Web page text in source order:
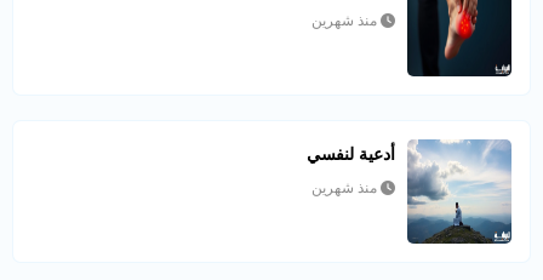
منذ شهرين
أدعية لنفسي
منذ شهرين